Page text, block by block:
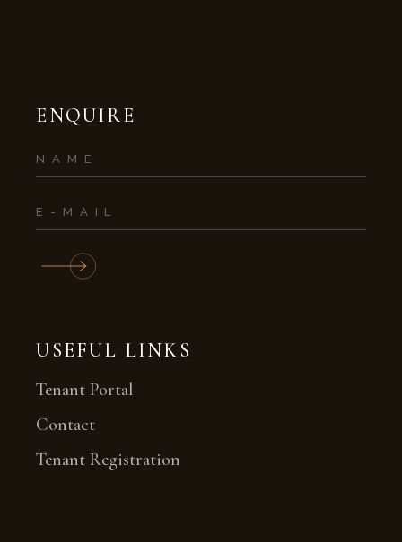
ENQUIRE
USEFUL LINKS
Tenant Portal
Contact
Tenant Registration